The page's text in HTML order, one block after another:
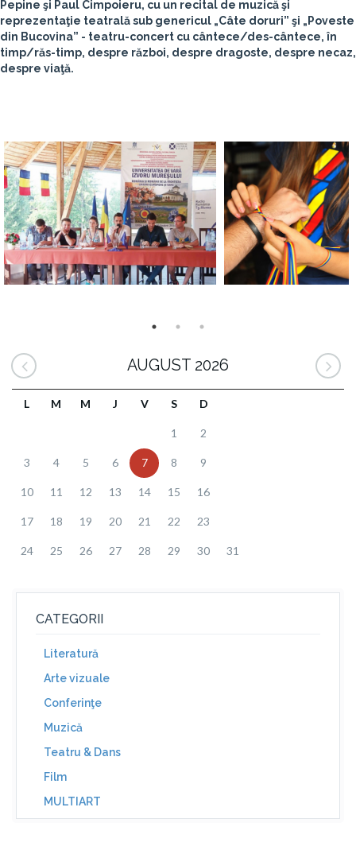
Pepine şi Paul Cimpoieru, cu un recital de muzică şi
reprezentaţie teatrală sub genericul „Câte doruri” şi „Poveste
din Bucovina” - teatru-concert cu cântece/des-cântece, în
timp/răs-timp, despre război, despre dragoste, despre necaz,
despre viaţă.
AUGUST 2026
L M M J V S D
1 2
3 4 5 6 7 8 9
10 11 12 13 14 15 16
17 18 19 20 21 22 23
24 25 26 27 28 29 30 31
CATEGORII
Literatură
Arte vizuale
Conferinţe
Muzică
Teatru & Dans
Film
MULTIART